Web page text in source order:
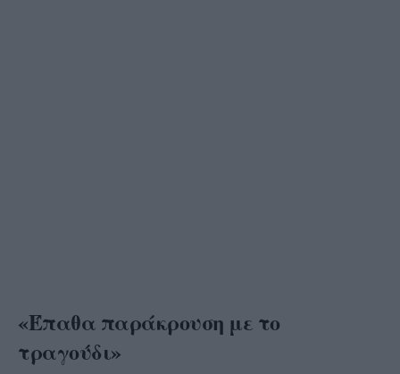
«Έπαθα παράκρουση με το
τραγούδι»